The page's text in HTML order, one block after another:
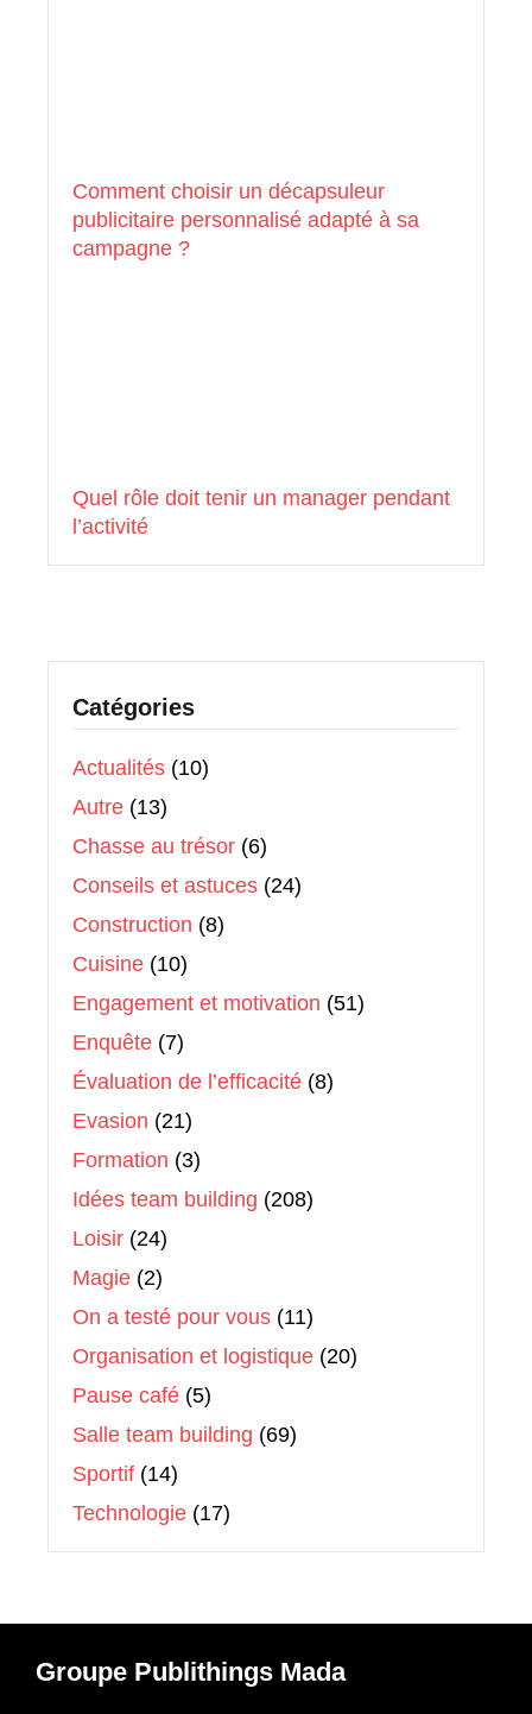
Comment choisir un décapsuleur
publicitaire personnalisé adapté à sa
campagne ?
Quel rôle doit tenir un manager pendant
l’activité
Catégories
Actualités (10)
Autre (13)
Chasse au trésor (6)
Conseils et astuces (24)
Construction (8)
Cuisine (10)
Engagement et motivation (51)
Enquête (7)
Évaluation de l’efficacité (8)
Evasion (21)
Formation (3)
Idées team building (208)
Loisir (24)
Magie (2)
On a testé pour vous (11)
Organisation et logistique (20)
Pause café (5)
Salle team building (69)
Sportif (14)
Technologie (17)
Groupe Publithings Mada